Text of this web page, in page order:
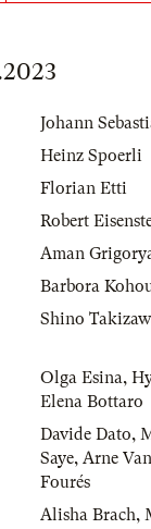
Johann
Heinz Spoerli
Florian Etti
Robert
Aman
Barbora
Shino
Olga Esina,
Elena Bottaro
Davide Dato,
Saye, Arne
Fourés
Alisha Brach,